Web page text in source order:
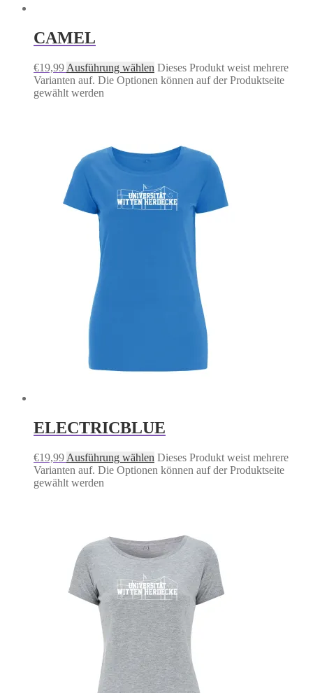
CAMEL
€19,99 Ausführung wählen Dieses Produkt weist mehrere
Varianten auf. Die Optionen können auf der Produktseite
gewählt werden
ELECTRICBLUE
€19,99 Ausführung wählen Dieses Produkt weist mehrere
Varianten auf. Die Optionen können auf der Produktseite
gewählt werden